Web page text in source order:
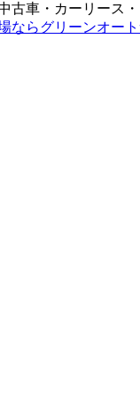
古車・カーリース